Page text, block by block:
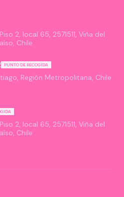
2, local 65, 2571511, Viña del
Chile
PUNTO DE RECOGIDA
Región Metropolitana, Chile
2, local 65, 2571511, Viña del
Chile